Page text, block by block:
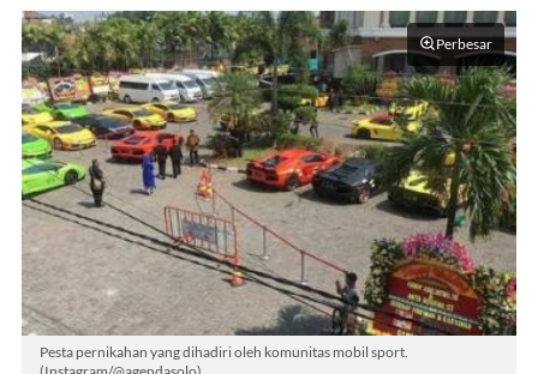
Perbesar
Pesta pernikahan yang dihadiri oleh komunitas mobil sport.
(Instagram/@agendasolo)